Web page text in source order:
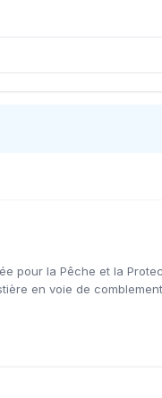
pour la Pêche et la
en voie de